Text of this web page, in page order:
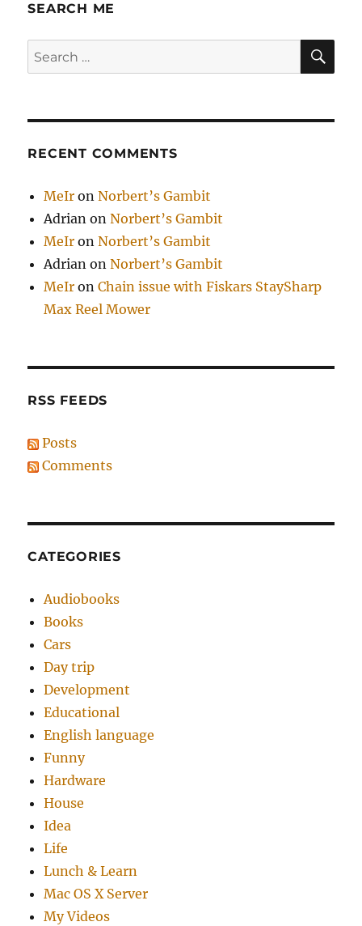
SEARCH ME
Search
for:
RECENT COMMENTS
MeIr onNorbert’s Gambit
Adrian onNorbert’s Gambit
MeIr onNorbert’s Gambit
Adrian onNorbert’s Gambit
MeIr onChain issue with Fiskars StaySharp
Max Reel Mower
RSS FEEDS
Posts
Comments
CATEGORIES
Audiobooks
Books
Cars
Day trip
Development
Educational
English language
Funny
Hardware
House
Idea
Life
Lunch & Learn
Mac OS X Server
My Videos